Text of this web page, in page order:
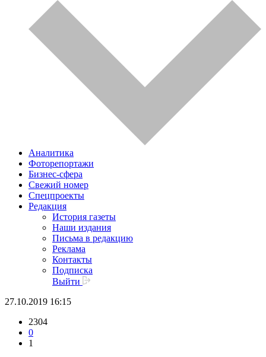
Аналитика
Фоторепортажи
Бизнес-сфера
Свежий номер
Спецпроекты
Редакция
История газеты
Наши издания
Письма в редакцию
Реклама
Контакты
Подписка
Выйти
27.10.2019 16:15
2304
0
1